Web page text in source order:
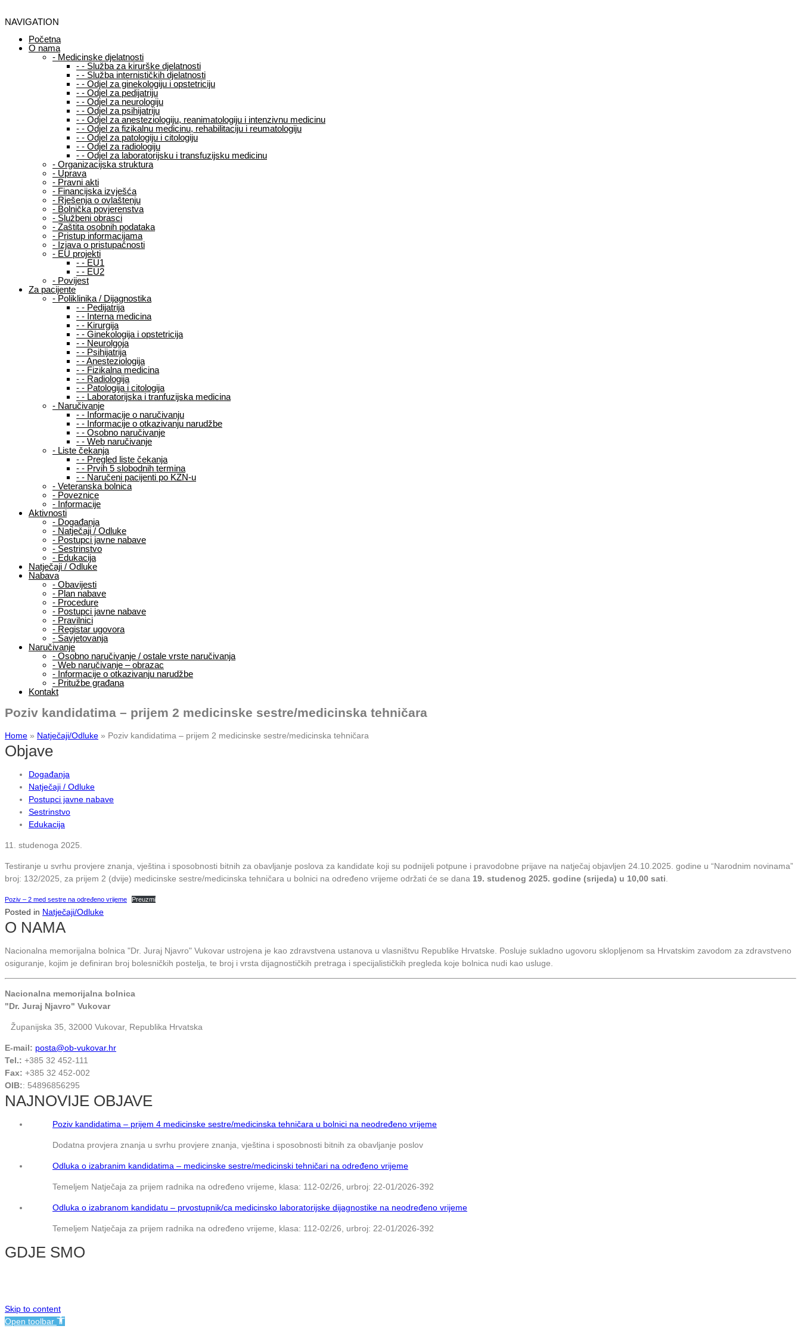
NAVIGATION
Početna
O nama
- Medicinske djelatnosti
- - Služba za kirurške djelatnosti
- - Služba internističkih djelatnosti
- - Odjel za ginekologiju i opstetriciju
- - Odjel za pedijatriju
- - Odjel za neurologiju
- - Odjel za psihijatriju
- - Odjel za anesteziologiju, reanimatologiju i intenzivnu medicinu
- - Odjel za fizikalnu medicinu, rehabilitaciju i reumatologiju
- - Odjel za patologiju i citologiju
- - Odjel za radiologiju
- - Odjel za laboratorijsku i transfuzijsku medicinu
- Organizacijska struktura
- Uprava
- Pravni akti
- Financijska izvješća
- Rješenja o ovlaštenju
- Bolnička povjerenstva
- Službeni obrasci
- Zaštita osobnih podataka
- Pristup informacijama
- Izjava o pristupačnosti
- EU projekti
- - EU1
- - EU2
- Povijest
Za pacijente
- Poliklinika / Dijagnostika
- - Pedijatrija
- - Interna medicina
- - Kirurgija
- - Ginekologija i opstetricija
- - Neurolgoja
- - Psihijatrija
- -Anesteziologija
- - Fizikalna medicina
- - Radiologija
- - Patologija i citologija
- - Laboratorijska i tranfuzijska medicina
- Naručivanje
- - Informacije o naručivanju
- - Informacije o otkazivanju narudžbe
- - Osobno naručivanje
- - Web naručivanje
- Liste čekanja
- - Pregled liste čekanja
- - Prvih 5 slobodnih termina
- - Naručeni pacijenti po KZN-u
- Veteranska bolnica
- Poveznice
- Informacije
Aktivnosti
- Događanja
- Natječaji / Odluke
- Postupci javne nabave
- Sestrinstvo
- Edukacija
Natječaji / Odluke
Nabava
- Obavijesti
- Plan nabave
- Procedure
- Postupci javne nabave
- Pravilnici
- Registar ugovora
- Savjetovanja
Naručivanje
- Osobno naručivanje / ostale vrste naručivanja
- Web naručivanje – obrazac
- Informacije o otkazivanju narudžbe
- Pritužbe građana
Kontakt
Poziv kandidatima – prijem 2 medicinske sestre/medicinska tehničara
Home » Natječaji/Odluke » Poziv kandidatima – prijem 2 medicinske sestre/medicinska tehničara
Objave
Događanja
Natječaji / Odluke
Postupci javne nabave
Sestrinstvo
Edukacija
11. studenoga 2025.
Testiranje u svrhu provjere znanja, vještina i sposobnosti bitnih za obavljanje poslova za kandidate koji su podnijeli potpune i pravodobne prijave na natječaj objavljen 24.10.2025. godine u “Narodnim novinama”
broj: 132/2025, za prijem 2 (dvije) medicinske sestre/medicinska tehničara u bolnici na određeno vrijeme održati će se dana 19. studenog 2025. godine (srijeda) u 10,00 sati
Poziv – 2 med sestre na određeno vrijeme Preuzmi
Posted in Natječaji/Odluke
O NAMA
Nacionalna memorijalna bolnica "Dr. Juraj Njavro" Vukovar ustrojena je kao zdravstvena ustanova u vlasništvu Republike Hrvatske. Posluje sukladno ugovoru sklopljenom sa Hrvatskim zavodom za zdravstveno
osiguranje, kojim je definiran broj bolesničkih postelja, te broj i vrsta dijagnostičkih pretraga i specijalističkih pregleda koje bolnica nudi kao usluge.
Nacionalna memorijalna bolnica
"Dr. Juraj Njavro" Vukovar
Županijska 35, 32000 Vukovar, Republika Hrvatska
E-mail: posta@ob-vukovar.hr
Tel.: +385 32 452-111
Fax: +385 32 452-002
OIB:: 54896856295
NAJNOVIJE OBJAVE
Poziv kandidatima – prijem 4 medicinske sestre/medicinska tehničara u bolnici na neodređeno vrijeme
Dodatna provjera znanja u svrhu provjere znanja, vještina i sposobnosti bitnih za obavljanje poslov
Odluka o izabranim kandidatima – medicinske sestre/medicinski tehničari na određeno vrijeme
Temeljem Natječaja za prijem radnika na određeno vrijeme, klasa: 112-02/26, urbroj: 22-01/2026-392
Odluka o izabranom kandidatu – prvostupnik/ca medicinsko laboratorijske dijagnostike na neodređeno vrijeme
Temeljem Natječaja za prijem radnika na određeno vrijeme, klasa: 112-02/26, urbroj: 22-01/2026-392
GDJE SMO
Skip to content
Open toolbar